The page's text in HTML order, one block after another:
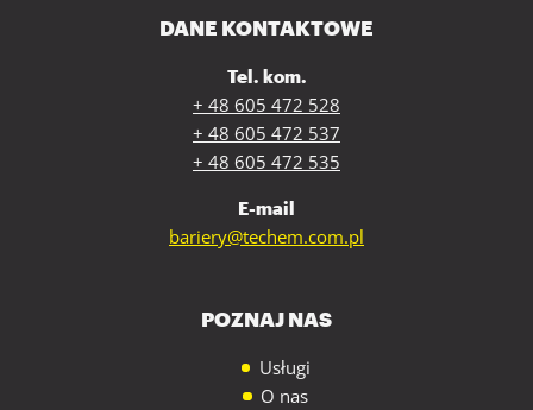
DANE KONTAKTOWE
Tel. kom.
+ 48 605 472 528
+ 48 605 472 537
+ 48 605 472 535
E-mail
bariery@techem.com.pl
POZNAJ NAS
Usługi
O nas